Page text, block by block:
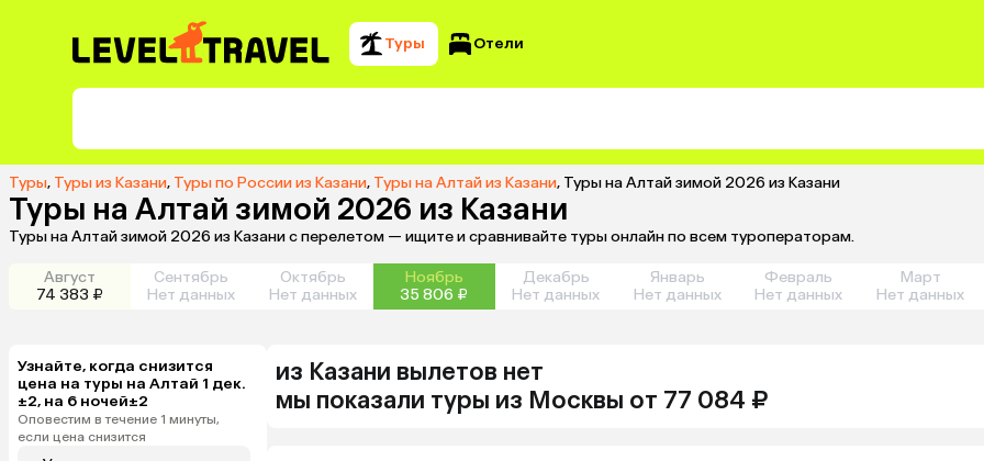
Туры Отели
Туры, Туры из Казани, Туры по России из Казани, Туры на Алтай из Казани, Туры на Алтай зимой 2026 из Казани
Туры на Алтай зимой 2026 из Казани
Туры на Алтай зимой 2026 из Казани с перелетом — ищите и сравнивайте туры онлайн по всем туроператорам.
Август
74 383 ₽
Сентябрь
Нет данных
Октябрь
Нет данных
Ноябрь
35 806 ₽
Декабрь
Нет данных
Январь
Нет данных
Февраль
Нет данных
Март
Нет данных
Узнайте, когда снизится
цена на туры на Алтай 1 дек.
±2, на 6 ночей±2
Оповестим в течение 1 минуты,
если цена снизится
из Казани вылетов нет
мы показали туры из Москвы от 77 084 ₽